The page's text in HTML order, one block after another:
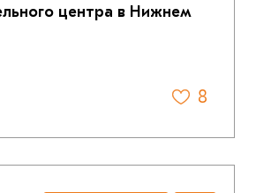
центра в Нижнем
8